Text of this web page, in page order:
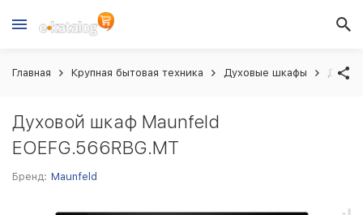
Главная Крупная бытовая техника Духовые шкафы
Духовой шкаф Maunfeld
EOEFG.566RBG.MT
Бренд: Maunfeld